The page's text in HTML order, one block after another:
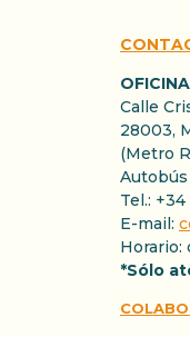
Calle
28003,
(Metro
Tel.:
E-mail:
Horario:
*Sólo